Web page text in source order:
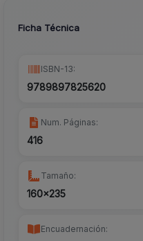
Ficha Técnica
ISBN-13:
9789897825620
Num. Páginas:
416
Tamaño:
160x235
Encuadernación: